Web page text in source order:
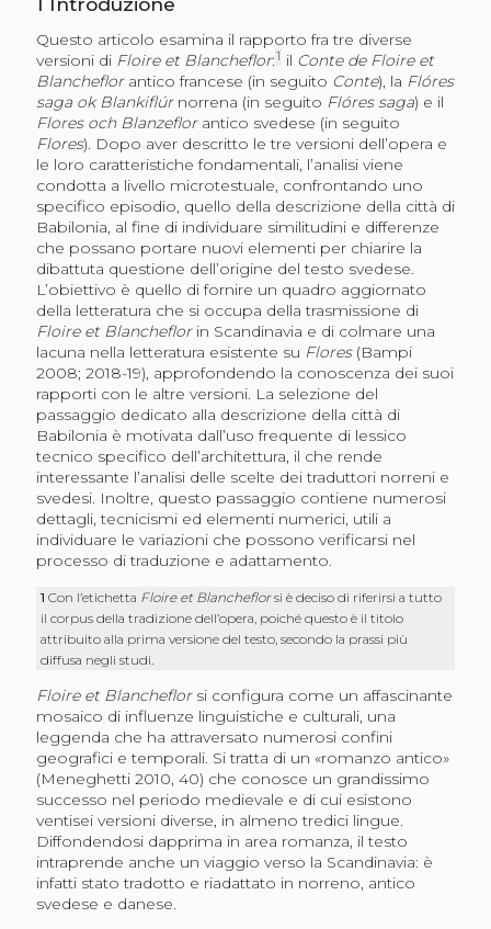
Questo articolo esamina il rapporto fra tre diverse
versioni di Floire et Blancheflor:1 il Conte de Floire et
Blancheflorantico francese (in seguito Conte), la Flóres
saga ok Blankiflúr norrena (in seguito Flóres saga) e il
Flores och Blanzeflorantico svedese (in seguito
Flores). Dopo aver descritto le tre versioni dell’opera e
le loro caratteristiche fondamentali, l’analisi viene
condotta a livello microtestuale, confrontando uno
specifico episodio, quello della descrizione della città di
Babilonia, al fine di individuare similitudini e differenze
che possano portare nuovi elementi per chiarire la
dibattuta questione dell’origine del testo svedese.
L’obiettivo è quello di fornire un quadro aggiornato
della letteratura che si occupa della trasmissione di
Floire et Blancheflorin Scandinavia e di colmare una
lacuna nella letteratura esistente su Flores (Bampi
2008; 2018-19), approfondendo la conoscenza dei suoi
rapporti con le altre versioni. La selezione del
passaggio dedicato alla descrizione della città di
Babilonia è motivata dall’uso frequente di lessico
tecnico specifico dell’architettura, il che rende
interessante l’analisi delle scelte dei traduttori norreni e
svedesi. Inoltre, questo passaggio contiene numerosi
dettagli, tecnicismi ed elementi numerici, utili a
individuare le variazioni che possono verificarsi nel
processo di traduzione e adattamento.
1Con l’etichetta Floire et Blancheflorsi è deciso di riferirsi a tutto
il corpus della tradizione dell’opera, poiché questo è il titolo
attribuito alla prima versione del testo, secondo la prassi più
diffusa negli studi.
Floire et Blancheflorsi configura come un affascinante
mosaico di influenze linguistiche e culturali, una
leggenda che ha attraversato numerosi confini
geografici e temporali. Si tratta di un «romanzo antico»
(Meneghetti 2010, 40) che conosce un grandissimo
successo nel periodo medievale e di cui esistono
ventisei versioni diverse, in almeno tredici lingue.
Diffondendosi dapprima in area romanza, il testo
intraprende anche un viaggio verso la Scandinavia: è
infatti stato tradotto e riadattato in norreno, antico
svedese e danese.